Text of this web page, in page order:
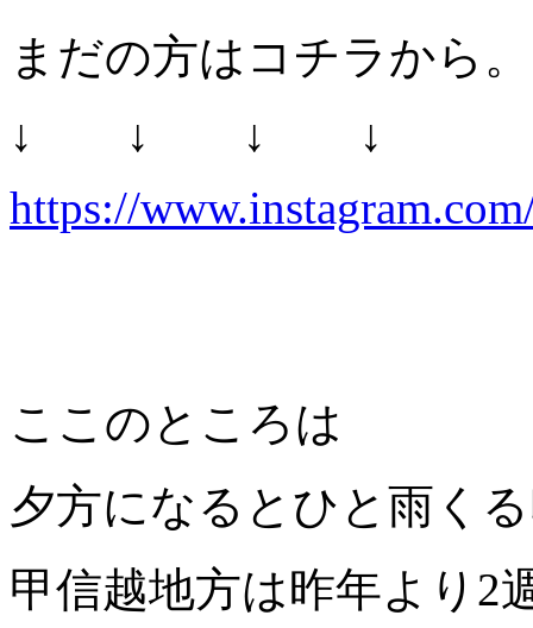
まだの方はコチラから。
↓ ↓ ↓ ↓
https://
ここのところは
夕方になるとひと雨く
甲信越地方は昨年より2